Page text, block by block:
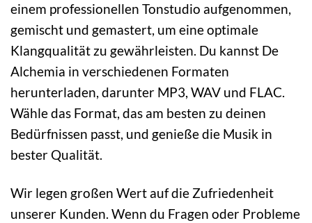
einem professionellen Tonstudio aufgenommen,
gemischt und gemastert, um eine optimale
Klangqualität zu gewährleisten. Du kannst De
Alchemia in verschiedenen Formaten
herunterladen, darunter MP3, WAV und FLAC.
Wähle das Format, das am besten zu deinen
Bedürfnissen passt, und genieße die Musik in
bester Qualität.
Wir legen großen Wert auf die Zufriedenheit
unserer Kunden. Wenn du Fragen oder Probleme